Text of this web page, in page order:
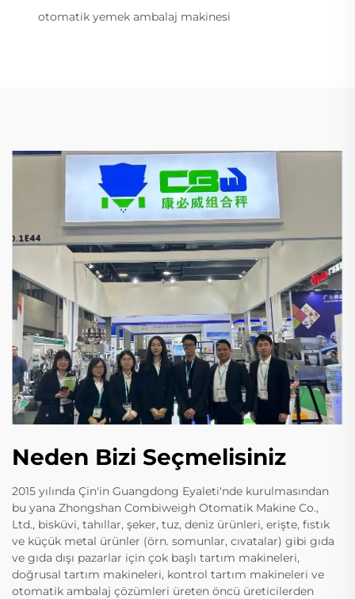
otomatik yemek ambalaj makinesi
Neden Bizi Seçmelisiniz
2015 yılında Çin'in Guangdong Eyaleti'nde kurulmasından
bu yana Zhongshan Combiweigh Otomatik Makine Co.,
Ltd., bisküvi, tahıllar, şeker, tuz, deniz ürünleri, erişte, fıstık
ve küçük metal ürünler (örn. somunlar, cıvatalar) gibi gıda
ve gıda dışı pazarlar için çok başlı tartım makineleri,
doğrusal tartım makineleri, kontrol tartım makineleri ve
otomatik ambalaj çözümleri üreten öncü üreticilerden